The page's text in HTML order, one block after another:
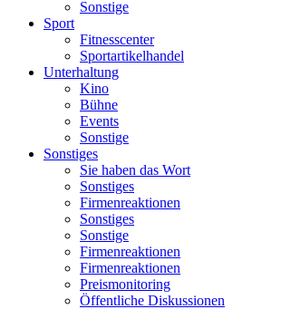
Sonstige
Sport
Fitnesscenter
Sportartikelhandel
Unterhaltung
Kino
Bühne
Events
Sonstige
Sonstiges
Sie haben das Wort
Sonstiges
Firmenreaktionen
Sonstiges
Sonstige
Firmenreaktionen
Firmenreaktionen
Preismonitoring
Öffentliche Diskussionen